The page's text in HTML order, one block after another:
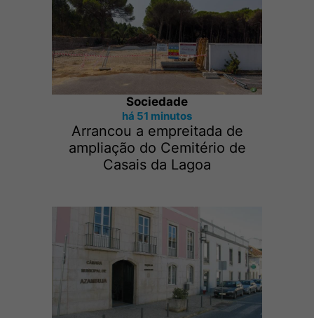
Sociedade
há 51 minutos
Arrancou a empreitada de
ampliação do Cemitério de
Casais da Lagoa